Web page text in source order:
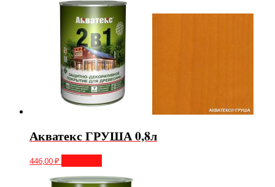
Акватекс ГРУША 0,8л
446,00₽